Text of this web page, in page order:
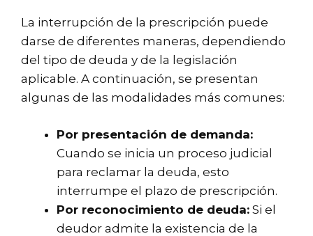
La interrupción de la prescripción puede
darse de diferentes maneras, dependiendo
del tipo de deuda y de la legislación
aplicable. A continuación, se presentan
algunas de las modalidades más comunes:
Por presentación de demanda:
Cuando se inicia un proceso judicial
para reclamar la deuda, esto
interrumpe el plazo de prescripción.
Por reconocimiento de deuda: Si el
deudor admite la existencia de la